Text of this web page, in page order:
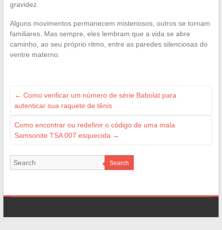
gravidez.
Alguns movimentos permanecem misteriosos, outros se tornam
familiares. Mas sempre, eles lembram que a vida se abre
caminho, ao seu próprio ritmo, entre as paredes silenciosas do
ventre materno.
← Como verificar um número de série Babolat para
autenticar sua raquete de tênis
Como encontrar ou redefinir o código de uma mala
Samsonite TSA 007 esquecida →
Search